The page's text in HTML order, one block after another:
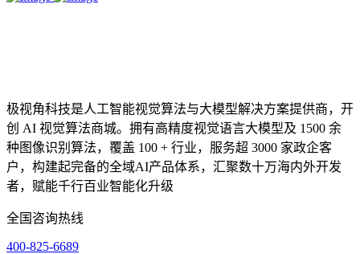
极视角科技是人工智能视觉算法与大模型解决方案提供商，开
创 AI 视觉算法商城。拥有高精度视觉语言大模型及 1500 余
种图像识别算法，覆盖 100 + 行业，服务超 3000 家政企客
户，构建起完备的全域AI产品体系，汇聚数十万海内外开发
者，赋能千行百业智能化升级
全国咨询热线
400-825-6689